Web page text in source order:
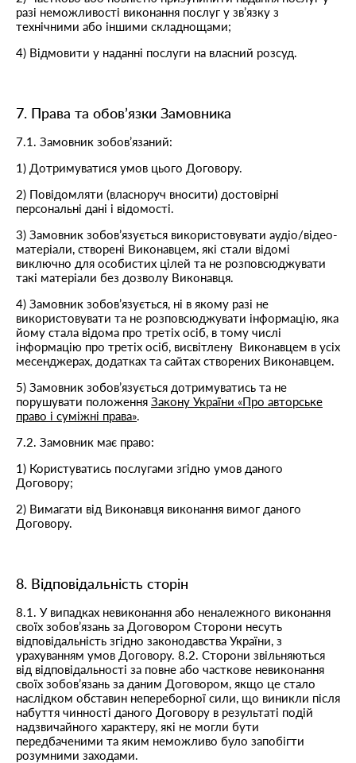
разі неможливості виконання послуг у зв’язку з
технічними або іншими складнощами;
4) Відмовити у наданні послуги на власний розсуд.
7. Права та обов’язки Замовника
7.1. Замовник зобов’язаний:
1) Дотримуватися умов цього Договору.
2) Повідомляти (власноруч вносити) достовірні
персональні дані і відомості.
3) Замовник зобов’язується використовувати аудіо/відео-
матеріали, створені Виконавцем, які стали відомі
виключно для особистих цілей та не розповсюджувати
такі матеріали без дозволу Виконавця.
4) Замовник зобов’язується, ні в якому разі не
використовувати та не розповсюджувати інформацію, яка
йому стала відома про третіх осіб, в тому числі
інформацію про третіх осіб, висвітлену Виконавцем в усіх
месенджерах, додатках та сайтах створених Виконавцем.
5) Замовник зобов’язується дотримуватись та не
порушувати положення Закону України «Про авторське
право і суміжні права».
7.2. Замовник має право:
1) Користуватись послугами згідно умов даного
Договору;
2) Вимагати від Виконавця виконання вимог даного
Договору.
8. Відповідальність сторін
8.1. У випадках невиконання або неналежного виконання
своїх зобов’язань за Договором Сторони несуть
відповідальність згідно законодавства України, з
урахуванням умов Договору. 8.2. Сторони звільняються
від відповідальності за повне або часткове невиконання
своїх зобов’язань за даним Договором, якщо це стало
наслідком обставин непереборної сили, що виникли після
набуття чинності даного Договору в результаті подій
надзвичайного характеру, які не могли бути
передбаченими та яким неможливо було запобігти
розумними заходами.